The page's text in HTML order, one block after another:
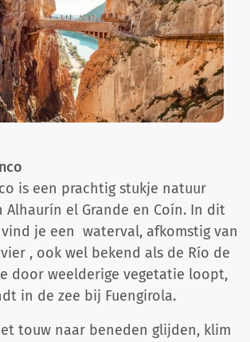
is een prachtig stukje natuur
Alhaurín el Grande en Coín. In dit
je een waterval, afkomstig van
, ook wel bekend als de Río de
door weelderige vegetatie loopt,
in de zee bij Fuengirola.
touw naar beneden glijden, klim